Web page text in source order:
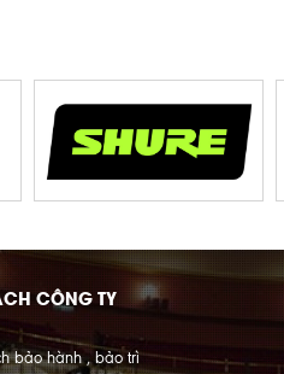
CÔNG TY
bảo hành , bảo trì